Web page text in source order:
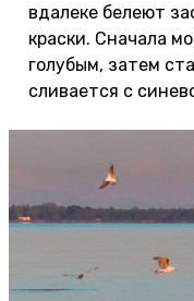
вдалеке белеют
краски. Сначала
голубым, затем
сливается с